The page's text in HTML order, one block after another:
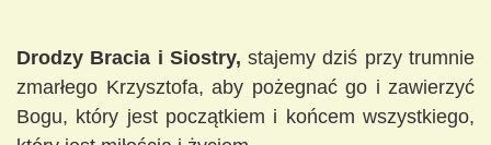
Drodzy Bracia i Siostry, stajemy dziś przy trumnie
zmarłego Krzysztofa, aby pożegnać go i zawierzyć
Bogu, który jest początkiem i końcem wszystkiego,